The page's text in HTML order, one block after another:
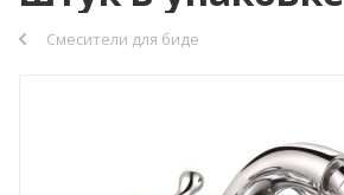
Смесители для биде